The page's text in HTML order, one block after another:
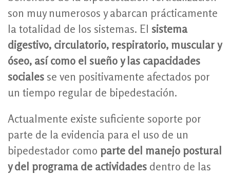
son muy numerosos y abarcan prácticamente
la totalidad de los sistemas. El sistema
digestivo, circulatorio, respiratorio, muscular y
óseo, así como el sueño y las capacidades
sociales se ven positivamente afectados por
un tiempo regular de bipedestación.
Actualmente existe suficiente soporte por
parte de la evidencia para el uso de un
bipedestador como parte del manejo postural
y del programa de actividades dentro de las